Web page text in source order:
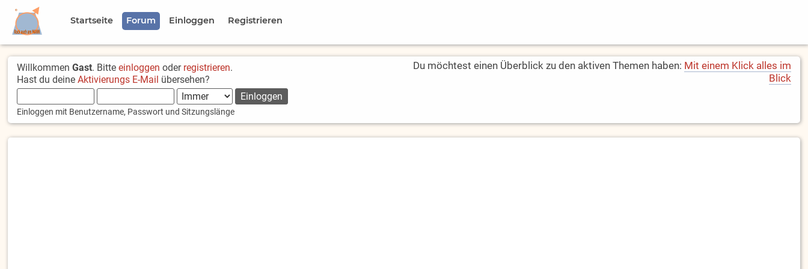
Startseite Forum Einloggen Registrieren
WillkommenGast. Bitteeinloggen oder registrieren.
Hast du deineAktivierungs E-Mail übersehen?
Einloggen mit Benutzername, Passwort und Sitzungslänge
Du möchtest einen Überblick zu den aktiven Themen haben: Mit einem Klick alles im
Blick